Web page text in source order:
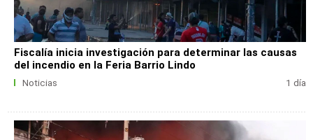
Fiscalía inicia investigación para determinar las causas
del incendio en la Feria Barrio Lindo
Noticias 1 día